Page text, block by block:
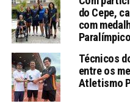
do Cepe,
com
Paralímpico
Técnicos
entre os
Atletismo